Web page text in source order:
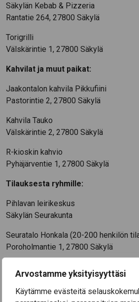
Arvostamme yksityisyyttäsi
Käytämme evästeitä
Säkylän Kebab & Pizzeria
Rantatie 264, 27800 Säkylä
Torigrilli
Välskärintie 1, 27800 Säkylä
Kahvilat ja muut paikat:
Jaakontalon kahvila Pikkufiini
Pastorintie 2, 27800 Säkylä
Kahvila Tauko
Välskärintie 2, 27800 Säkylä
R-kioskin kahvio
Pyhäjärventie 1, 27800 Säkylä
Tilauksesta ryhmille:
Pihlavan leirikeskus
Säkylän Seurakunta
Seuratalo Honkala (20-200 henkilön
Poroholmantie 1, 27800 Säkylä
Ajankohtaista